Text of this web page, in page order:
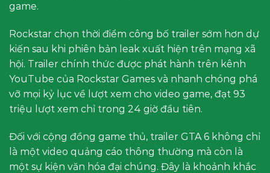
game.
Rockstar chọn thời điểm công bố trailer sớm hơn dự
kiến sau khi phiên bản leak xuất hiện trên mạng xã
hội. Trailer chính thức được phát hành trên kênh
YouTube của Rockstar Games và nhanh chóng phá
vỡ mọi kỷ lục về lượt xem cho video game, đạt 93
triệu lượt xem chỉ trong 24 giờ đầu tiên.
Đối với cộng đồng game thủ, trailer GTA 6 không chỉ
là một video quảng cáo thông thường mà còn là
một sự kiện văn hóa đại chúng. Đây là khoảnh khắc